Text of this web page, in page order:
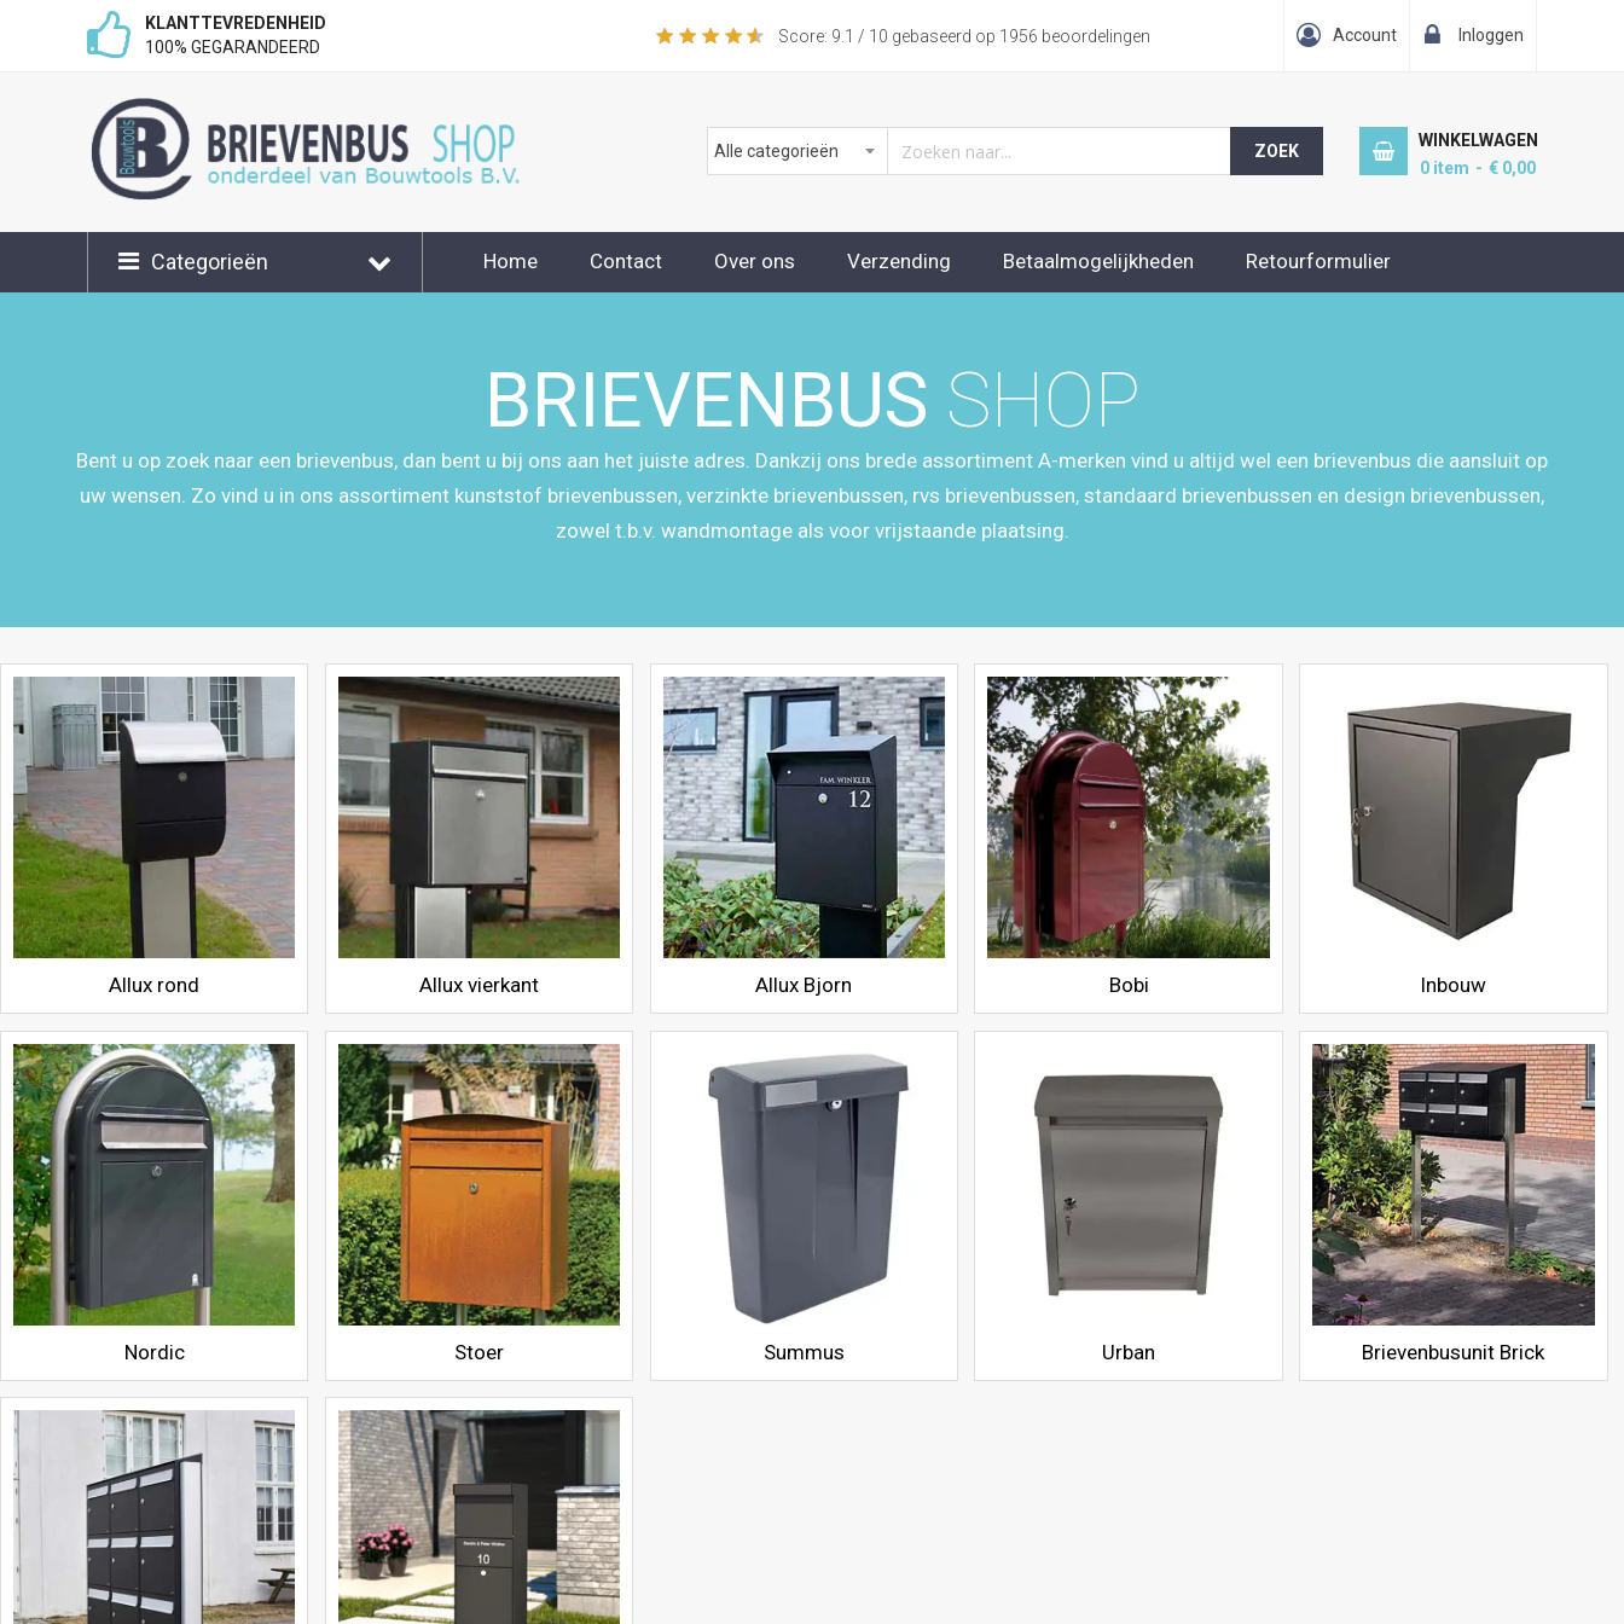
KLANTTEVREDENHEID
100% GEGARANDEERD
Score: 9.1 / 10 gebaseerd op 1956 beoordelingen Account Inloggen
ZOEK
WINKELWAGEN
0 item € 0,00
Categorieën Home Contact Over ons Verzending Betaalmogelijkheden Retourformulier
BRIEVENBUS SHOP
Bent u op zoek naar een brievenbus, dan bent u bij ons aan het juiste adres. Dankzij ons brede assortiment A-merken vind u altijd wel een brievenbus die aansluit op
uw wensen. Zo vind u in ons assortiment kunststof brievenbussen, verzinkte brievenbussen, rvs brievenbussen, standaard brievenbussen en design brievenbussen,
zowel t.b.v. wandmontage als voor vrijstaande plaatsing.
Allux rond Allux vierkant Allux Bjorn Bobi Inbouw
Nordic Stoer Summus Urban Brievenbusunit Brick